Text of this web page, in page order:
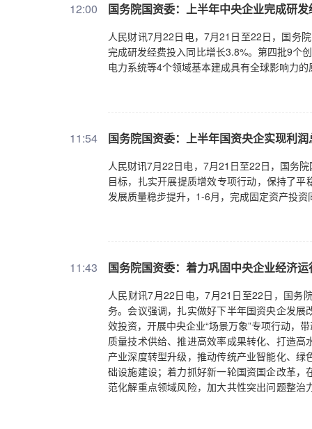
12:00 国务院国资委：上半年中央企业完成研
人民财讯7月22日电，7月21日至22日，国务
完成研发经费投入同比增长3.8%。第四批9个
电力系统等4个领域基本建成具有全球影响力
11:54 国务院国资委：上半年国资央企实现利
人民财讯7月22日电，7月21日至22日，国务
目标，扎实开展提质增效专项行动，保持了
发展质量稳步提升，1-6月，完成固定资产投资
11:43 国务院国资委：着力巩固中央企业经济
人民财讯7月22日电，7月21日至22日，国务
务。会议强调，扎实做好下半年国资央企发
效投资，开展中央企业“场景万象”专项行动，
质量技术供给、推进高效率成果转化、打造
产业深度转型升级，推动传统产业智能化、
础设施建设；着力抓好新一轮国资国企改革
范化解重点领域风险，加大共性突出问题整